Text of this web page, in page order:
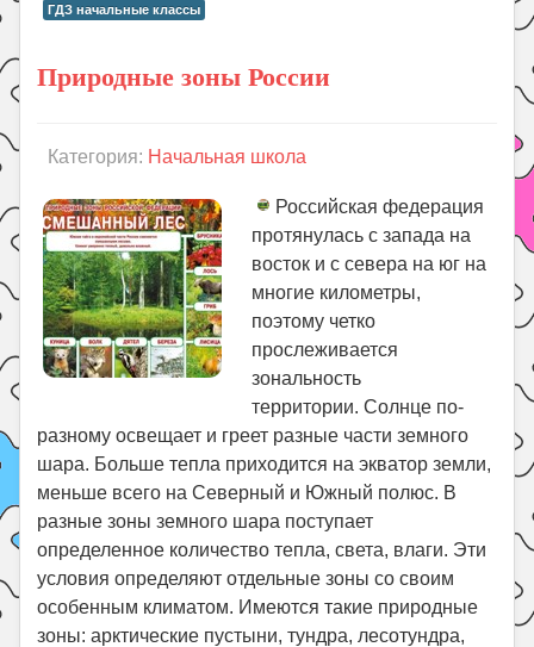
ГДЗ начальные классы
Природные зоны России
Категория: Начальная школа
Российская федерация
протянулась с запада на
восток и с севера на юг на
многие километры,
поэтому четко
прослеживается
зональность
территории. Солнце по-
разному освещает и греет разные части земного
шара. Больше тепла приходится на экватор земли,
меньше всего на Северный и Южный полюс. В
разные зоны земного шара поступает
определенное количество тепла, света, влаги. Эти
условия определяют отдельные зоны со своим
особенным климатом. Имеются такие природные
зоны: арктические пустыни, тундра, лесотундра,